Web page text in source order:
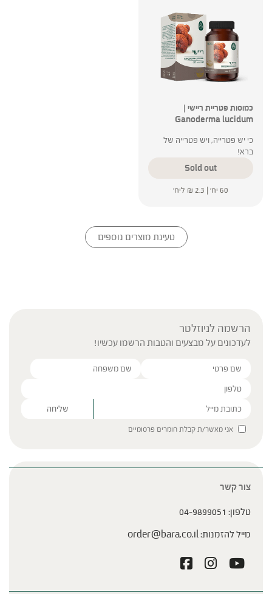
כמוסות פטריית ריישי |
Ganoderma lucidum
כי יש פטרייה, ויש פטרייה של
ברא!
Sold out
60 יח' | ₪ 2.3 ליח'
טעינת מוצרים נוספים
הרשמה לניוזלטר
לעדכונים על מבצעים והטבות הרשמו עכשיו!
Please leave this field empty.
אני מאשר/ת קבלת חומרים פרסומיים
צור קשר
טלפון: 04-9899051
מייל להזמנות:order@bara.co.il